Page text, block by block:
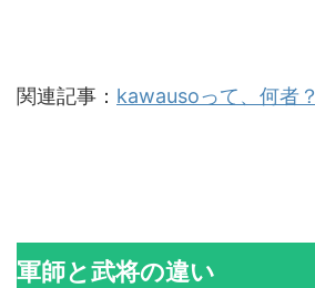
関連記事： kawausoって、何者？
軍師と武将の違い